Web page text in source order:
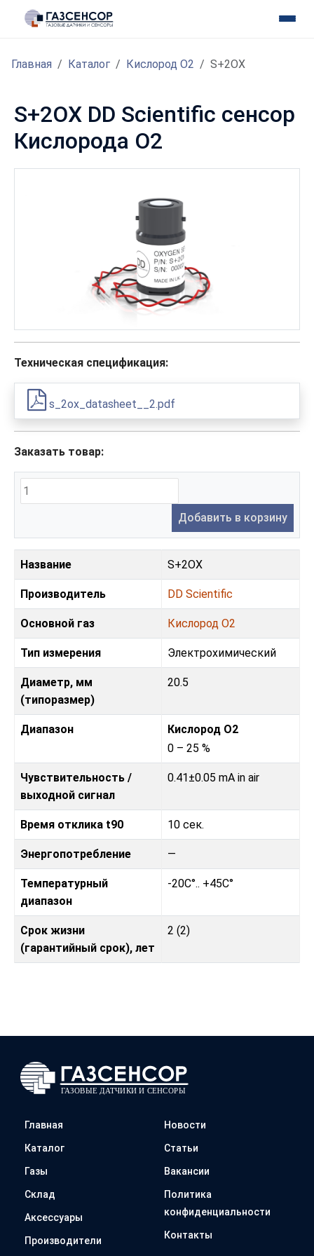
Главная Каталог Кислород O2 S+2OX
S+2OX DD Scientific сенсор
Кислорода O2
Техническая спецификация:
s_2ox_datasheet__2.pdf
Заказать товар:
Добавить в корзину
Название S+2OX
Производитель DD Scientific
Основной газ Кислород O2
Тип измерения Электрохимический
Диаметр, мм
(типоразмер)
20.5
Диапазон
Кислород O2
0 – 25 %
Чувствительность /
выходной сигнал
0.41±0.05 mA in air
Время отклика t90 10 сек.
Энергопотребление —
Температурный
диапазон
-20C°.. +45C°
Срок жизни
(гарантийный срок), лет
2 (2)
Главная
Каталог
Газы
Склад
Аксессуары
Производители
Новости
Статьи
Вакансии
Политика
конфиденциальности
Контакты